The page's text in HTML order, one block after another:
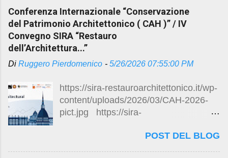
https://www.impresadecesare.it/wp-
content/uploads/2024/03/12-Stella-
Maris-Montesilvano.jpg Visita Post
Precedente
magistralearchitettura.design/2026/03/
ricordi.html
https://maps.app.goo.gl/kNyd81QoPMg
t6Y7X6
enzo.html
Conferenza Internazionale “Conservazione
del Patrimonio Architettonico ( CAH )” / IV
Convegno SIRA “Restauro
dell’Architettura...”
Di Ruggero Pierdomenico - 5/26/2026 07:55:00 PM
https://sira-restauroarchitettonico.it/wp-
content/uploads/2026/03/CAH-2026-
pict.jpg https://sira-
content/uploads/2026/04/Call_SIRA_la
POST DEL BLOG